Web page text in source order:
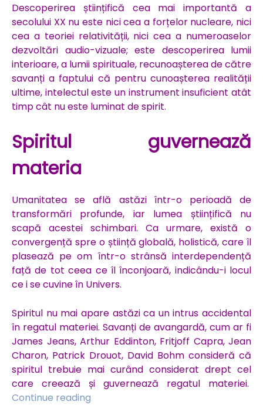
Descoperirea științifică cea mai importantă a
secolului XX nu este nici cea a forțelor nucleare, nici
cea a teoriei relativității, nici cea a numeroaselor
dezvoltări audio-vizuale; este descoperirea lumii
interioare, a lumii spirituale, recunoașterea de către
savanți a faptului că pentru cunoașterea realității
ultime, intelectul este un instrument insuficient atât
timp cât nu este luminat de spirit.
Spiritul guvernează
materia
Umanitatea se află astăzi într-o perioadă de
transformări profunde, iar lumea științifică nu
scapă acestei schimbari. Ca urmare, există o
convergență spre o știință globală, holistică, care îl
plasează pe om într-o strânsă interdependență
față de tot ceea ce îl înconjoară, indicându-i locul
ce i se cuvine în Univers.
Spiritul nu mai apare astăzi ca un intrus accidental
în regatul materiei. Savanți de avangardă, cum ar fi
James Jeans, Arthur Eddinton, Fritjoff Capra, Jean
Charon, Patrick Drouot, David Bohm consideră că
spiritul trebuie mai curând considerat drept cel
care creează și guvernează regatul materiei.
Continue reading